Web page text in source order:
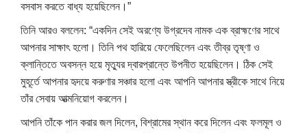
বসবাস করতে বাধ্য হয়েছিলেন।”
তিনি আরও বললেন: “একদিন সেই অরণ্যে উগ্রদেব নামক এক ব্রাহ্মণের সাথে
আপনার সাক্ষাৎ হলো। তিনি পথ হারিয়ে ফেলেছিলেন এবং তীব্র তৃষ্ণা ও
ক্লান্তিতে অবসন্ন হয়ে মৃত্যুর দ্বারপ্রান্তে উপনীত হয়েছিলেন। ঠিক সেই
মুহূর্তে আপনার হৃদয়ে করুণার সঞ্চার হলো এবং আপনি আপনার স্ত্রীকে সাথে নিয়ে
তাঁর সেবায় আত্মনিয়োগ করলেন।
আপনি তাঁকে পান করার জল দিলেন, বিশ্রামের স্থান করে দিলেন এবং ফলমূল ও